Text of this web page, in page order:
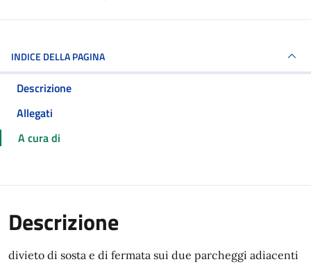
INDICE DELLA PAGINA
Descrizione
Allegati
A cura di
Descrizione
divieto di sosta e di fermata sui due parcheggi adiacenti